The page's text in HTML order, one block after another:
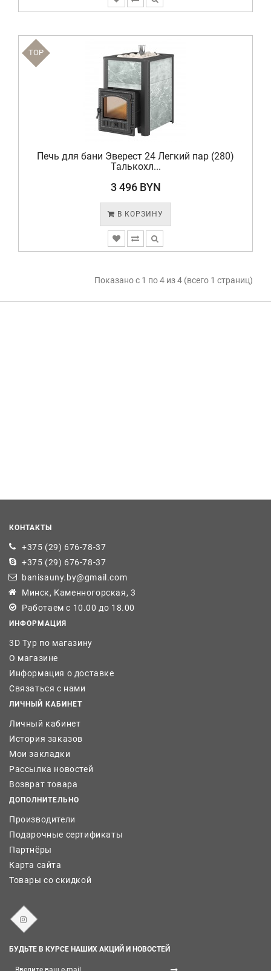
TOP
Печь для бани Эверест 24 Легкий пар (280)
Талькохл...
3 496 BYN
В КОРЗИНУ
Показано с 1 по 4 из 4 (всего 1 страниц)
КОНТАКТЫ
+375 (29) 676-78-37
+375 (29) 676-78-37
banisauny.by@gmail.com
Минск, Каменногорская, 3
Работаем с 10.00 до 18.00
ИНФОРМАЦИЯ
3D Тур по магазину
О магазине
Информация о доставке
Связаться с нами
ЛИЧНЫЙ КАБИНЕТ
Личный кабинет
История заказов
Мои закладки
Рассылка новостей
Возврат товара
ДОПОЛНИТЕЛЬНО
Производители
Подарочные сертификаты
Партнёры
Карта сайта
Товары со скидкой
БУДЬТЕ В КУРСЕ НАШИХ АКЦИЙ И НОВОСТЕЙ